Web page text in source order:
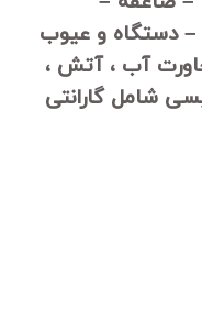
دستگاه و عیوب
آب ، آتش ،
شامل گارانتی